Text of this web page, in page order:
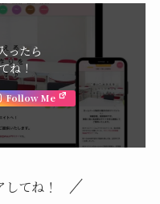
ったら
ね！
Follow Me
てね！